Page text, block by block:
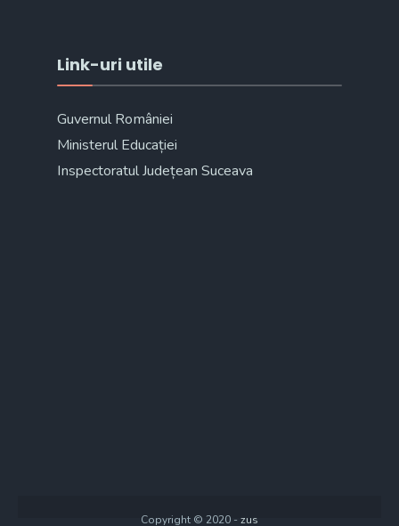
Link-uri utile
Guvernul României
Ministerul Educației
Inspectoratul Județean Suceava
Copyright © 2020 -zus